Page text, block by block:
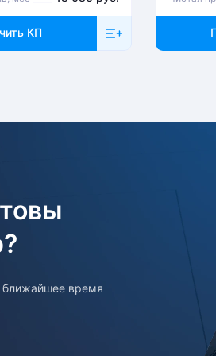
с менеджером, который оформлял
КП
ближайшее время